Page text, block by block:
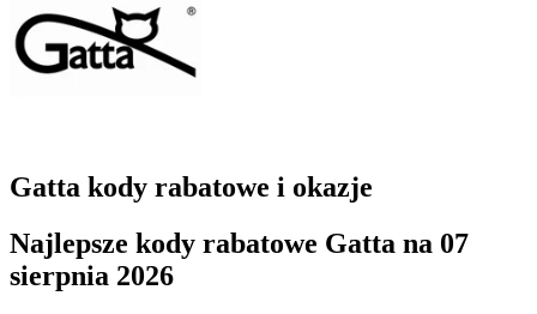
Gatta kody rabatowe i okazje
Najlepsze kody rabatowe Gatta na 07
sierpnia 2026